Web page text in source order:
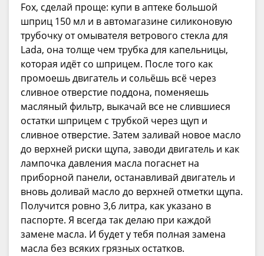
Fox, сделай проще: купи в аптеке большой
шприц 150 мл и в автомагазине силиконовую
трубочку от омывателя ветрового стекла для
Lada, она толще чем трубка для капельницы,
которая идёт со шприцем. После того как
промоешь двигатель и сольёшь всё через
сливное отверстие поддона, поменяешь
масляный фильтр, выкачай все не слившиеся
остатки шприцем с трубкой через щуп и
сливное отверстие. Затем заливай новое масло
до верхней риски щупа, заводи двигатель и как
лампочка давления масла погаснет на
приборной панели, останавливай двигатель и
вновь доливай масло до верхней отметки щупа.
Получится ровно 3,6 литра, как указано в
паспорте. Я всегда так делаю при каждой
замене масла. И будет у тебя полная замена
масла без всяких грязных остатков.